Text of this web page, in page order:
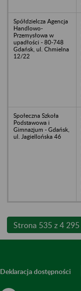
Spółdzielcza Agencja
Handlowo-
Przemysłowa w
upadłości - 80-748
Gdańsk, ul. Chmielna
12/22
Społeczna Szkoła
Podstawowa i
Gimnazjum - Gdańsk,
ul. Jagiellońska 46
Strona 535 z 4 295
Deklaracja dostępności